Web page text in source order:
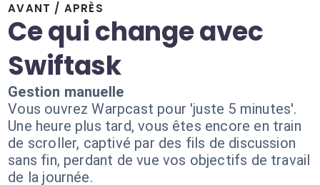
AVANT / APRÈS
Ce qui change avec
Swiftask
Gestion manuelle
Vous ouvrez Warpcast pour 'juste 5 minutes'.
Une heure plus tard, vous êtes encore en train
de scroller, captivé par des fils de discussion
sans fin, perdant de vue vos objectifs de travail
de la journée.